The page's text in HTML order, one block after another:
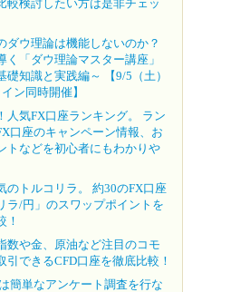
較検討したい方は是非チェッ
ダウ理論は機能しないのか？
く「ダウ理論マスター講座」
礎知識と実践編～ 【9/5（土）
ン同時開催】
人気FX口座ランキング。 ラン
口座のキャンペーン情報、お
トなどを初心者にもわかりや
のトルコリラ。 約30のFX口座
ラ/円」のスワップポイントを
！
数や金、原油など注目のコモ
引できるCFD口座を徹底比較！
簡単なアンケート調査を行な